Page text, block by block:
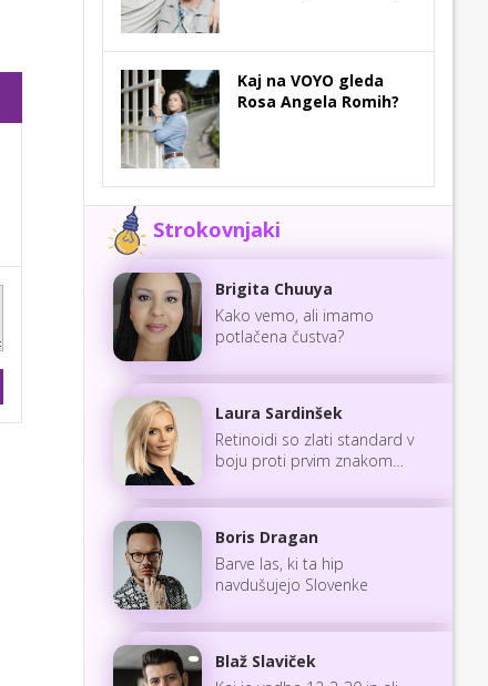
Kaj na VOYO gleda
Rosa Angela Romih?
Strokovnjaki
Brigita Chuuya
Kako vemo, ali imamo
potlačena čustva?
Laura Sardinšek
Retinoidi so zlati standard v
boju proti prvim znakom
Boris Dragan
Barve las, ki ta hip
navdušujejo Slovenke
Blaž Slaviček